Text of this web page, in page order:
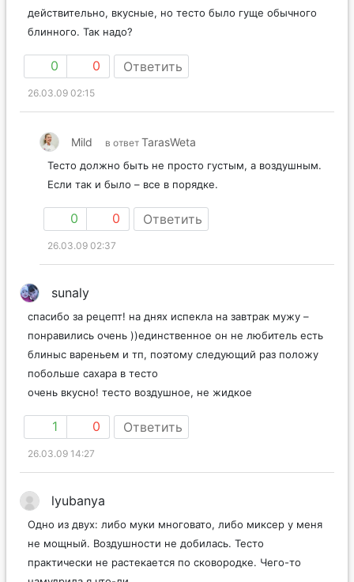
действительно, вкусные, но тесто было гуще обычного
блинного. Так надо?
0 0 Ответить
26.03.09 02:15
Mild в ответ TarasWeta
Тесто должно быть не просто густым, а воздушным.
Если так и было – все в порядке.
0 0 Ответить
26.03.09 02:37
sunaly
спасибо за рецепт! на днях испекла на завтрак мужу –
понравились очень ))единственное он не любитель есть
блиныс вареньем и тп, поэтому следующий раз положу
побольше сахара в тесто
очень вкусно! тесто воздушное, не жидкое
1 0 Ответить
26.03.09 14:27
lyubanya
Одно из двух: либо муки многовато, либо миксер у меня
не мощный. Воздушности не добилась. Тесто
практически не растекается по сковородке. Чего-то